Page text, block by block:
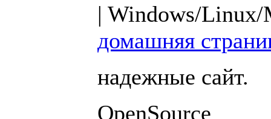
| Windows/Linux/
домашняя
надежные сайт.
OpenSource